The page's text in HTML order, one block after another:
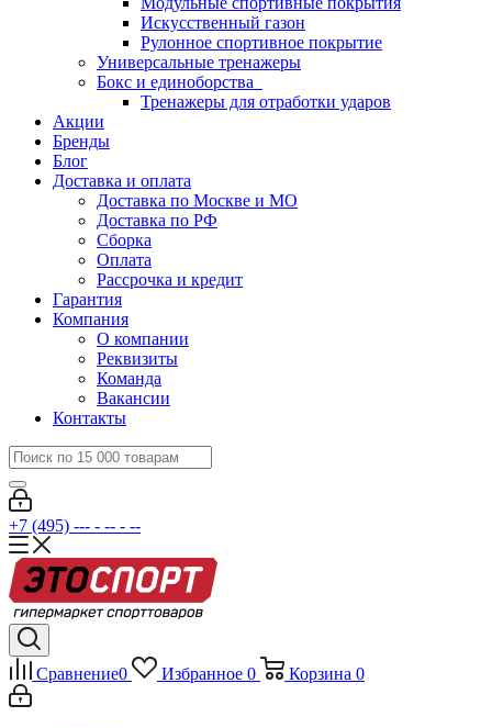
Искусственный газон
Рулонное спортивное покрытие
Универсальные тренажеры
Бокс и единоборства
Тренажеры для отработки ударов
Акции
Бренды
Блог
Доставка и оплата
Доставка по Москве и МО
Доставка по РФ
Сборка
Оплата
Рассрочка и кредит
Гарантия
Компания
О компании
Реквизиты
Команда
Вакансии
Контакты
+7 (495) --- - -- - --
Сравнение0 Избранное 0 Корзина 0